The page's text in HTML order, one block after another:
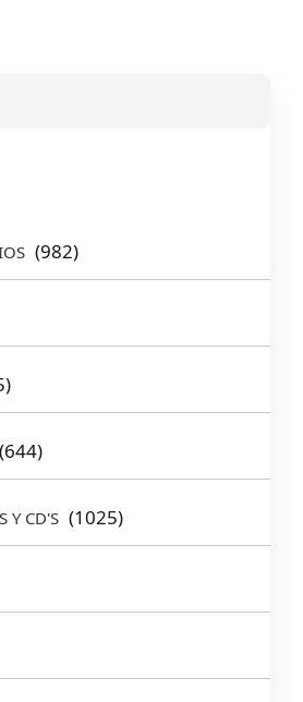
(982)
(644)
Y CD'S (1025)